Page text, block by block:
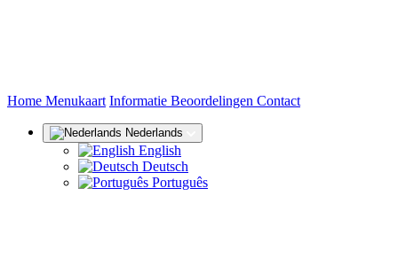
Home (huidige)
Menukaart Informatie Beoordelingen Contact
Nederlands
English
Deutsch
Português